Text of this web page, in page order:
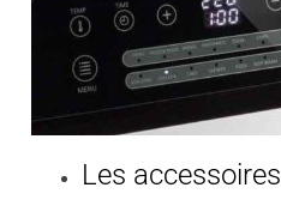
Les accessoires